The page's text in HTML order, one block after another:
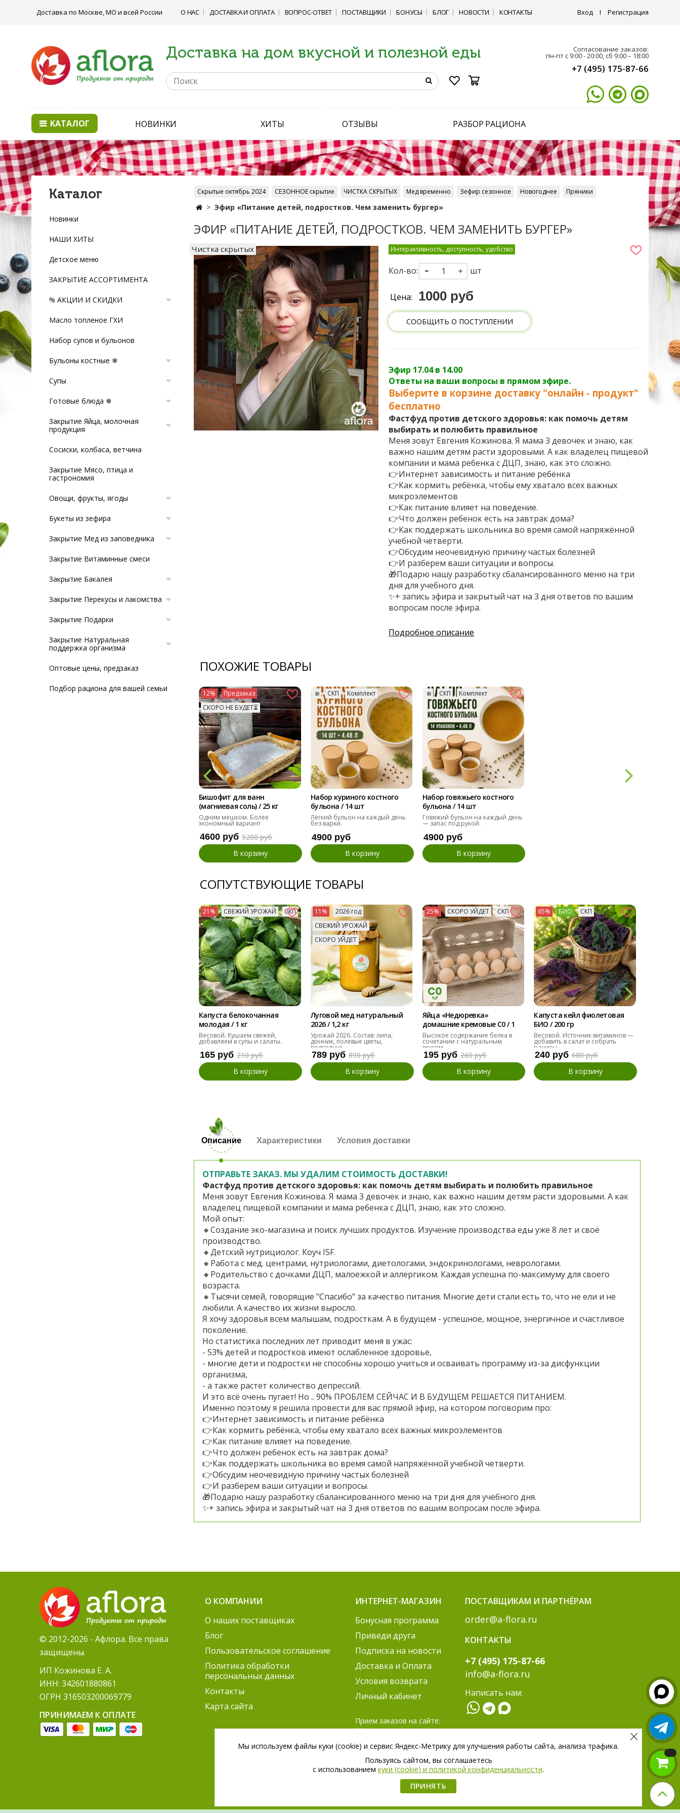
Доставка по Москве, МО и всей России О НАС ДОСТАВКА И ОПЛАТА ВОПРОС-ОТВЕТ ПОСТАВЩИКИ БОНУСЫ БЛОГ НОВОСТИ КОНТАКТЫ Вход I Регистрация
Доставка на дом вкусной и полезной еды Согласование заказов:
пн-пт с 9:00 - 20:00, сб 9:00 – 18:00
+7 (495) 175-87-66
КАТАЛОГ НОВИНКИ ХИТЫ ОТЗЫВЫ РАЗБОР РАЦИОНА
Скрытые октябрь 2024 СЕЗОННОЕ скрытие ЧИСТКА СКРЫТЫХ Мед временно Зефир сезонное Новогоднее Пряники
Эфир «Питание детей, подростков. Чем заменить бургер»
ЭФИР «ПИТАНИЕ ДЕТЕЙ, ПОДРОСТКОВ. ЧЕМ ЗАМЕНИТЬ БУРГЕР»
Чистка скрытых Интерактивность, доступность, удобство
Кол-во: шт
Цена: 1000 руб
СООБЩИТЬ О ПОСТУПЛЕНИИ
Эфир 17.04 в 14.00
Ответы на ваши вопросы в прямом эфире.
Выберите в корзине доставку "онлайн - продукт"
бесплатно
Фастфуд против детского здоровья: как помочь детям
выбирать и полюбить правильное
Меня зовут Евгения Кожинова. Я мама 3 девочек и знаю, как
важно нашим детям расти здоровыми. А как владелец пищевой
компании и мама ребенка с ДЦП, знаю, как это сложно.
👉Интернет зависимость и питание ребёнка
👉Как кормить ребёнка, чтобы ему хватало всех важных
микроэлементов
👉Как питание влияет на поведение.
👉Что должен ребенок есть на завтрак дома?
👉Как поддержать школьника во время самой напряжённой
учебной четверти.
👉Обсудим неочевидную причину частых болезней
👉И разберем ваши ситуации и вопросы.
🎁Подарю нашу разработку сбалансированного меню на три
дня для учебного дня.
✨+ запись эфира и закрытый чат на 3 дня ответов по вашим
вопросам после эфира.
Подробное описание
ПОХОЖИЕ ТОВАРЫ
12%
Предзаказ
СКОРО НЕ БУДЕТ⏳
Бишофит для ванн
(магниевая соль) / 25 кг
Одним мешком. Более
экономный вариант
4600 руб 5200 руб
В корзину
❄️ СКП Комплект
Набор куриного костного
бульона / 14 шт
Лёгкий бульон на каждый день
без варки.
4900 руб
В корзину
❄️ СКП Комплект
Набор говяжьего костного
бульона / 14 шт
Говяжий бульон на каждый день
— запас под рукой.
4900 руб
В корзину
СОПУТСТВУЮЩИЕ ТОВАРЫ
21% СВЕЖИЙ УРОЖАЙ СКП
Капуста белокочанная
молодая / 1 кг
Весовой. Кушаем свежей,
добавляем в супы и салаты.
165 руб 210 руб
В корзину
11%
2026 год
СВЕЖИЙ УРОЖАЙ
СКОРО УЙДЕТ
Луговой мед натуральный
2026 / 1,2 кг
Урожай 2026. Состав: липа,
донник, полевые цветы,
подсолнух
789 руб 890 руб
В корзину
25% СКОРО УЙДЕТ СКП
Яйца «Недюревка»
домашние кремовые С0 / 1
десяток
Высокое содержание белка в
сочетании с натуральным
вкусом.
195 руб 260 руб
В корзину
65% БИО СКП
Капуста кейл фиолетовая
БИО / 200 гр
Весовой. Источник витаминов —
добавить в салат и собрать
рацион.
240 руб 680 руб
В корзину
Описание
ОТПРАВЬТЕ ЗАКАЗ. МЫ УДАЛИМ СТОИМОСТЬ ДОСТАВКИ!
Фастфуд против детского здоровья: как помочь детям выбирать и полюбить правильное
Меня зовут Евгения Кожинова. Я мама 3 девочек и знаю, как важно нашим детям расти здоровыми. А как
владелец пищевой компании и мама ребенка с ДЦП, знаю, как это сложно.
Мой опыт:
🔸Создание эко-магазина и поиск лучших продуктов. Изучение производства еды уже 8 лет и своë
производство.
🔸Детский нутрициолог. Коуч ISF.
🔸Работа с мед. центрами, нутриологами, диетологами, эндокринологами, неврологами.
🔸Родительство с дочками ДЦП, малоежкой и аллергиком. Каждая успешна по-максимуму для своего
возраста.
🔸Тысячи семей, говорящие "Спасибо" за качество питания. Многие дети стали есть то, что не ели и не
любили. А качество их жизни выросло.
Я хочу здоровья всем малышам, подросткам. А в будущем - успешное, мощное, энергичное и счастливое
поколение.
Но статистика последних лет приводит меня в ужас:
- 53% детей и подростков имеют ослабленное здоровье,
- многие дети и подростки не способны хорошо учиться и осваивать программу из-за дисфункции
организма,
- а также растет количество депрессий.
И это всё очень пугает! Но .. 90% ПРОБЛЕМ СЕЙЧАС И В БУДУЩЕМ РЕШАЕТСЯ ПИТАНИЕМ.
Именно поэтому я решила провести для вас прямой эфир, на котором поговорим про:
👉Интернет зависимость и питание ребёнка
👉Как кормить ребёнка, чтобы ему хватало всех важных микроэлементов
👉Как питание влияет на поведение.
👉Что должен ребенок есть на завтрак дома?
👉Как поддержать школьника во время самой напряжённой учебной четверти.
👉Обсудим неочевидную причину частых болезней
👉И разберем ваши ситуации и вопросы.
🎁Подарю нашу разработку сбалансированного меню на три дня для учебного дня.
✨+ запись эфира и закрытый чат на 3 дня ответов по вашим вопросам после эфира.
Характеристики Условия доставки
Каталог
Новинки
НАШИ ХИТЫ
Детское меню
ЗАКРЫТИЕ АССОРТИМЕНТА
% АКЦИИ И СКИДКИ
Масло топленое ГХИ
Набор супов и бульонов
Бульоны костные ❄
Супы
Готовые блюда ❄
Закрытие Яйца, молочная
продукция
Сосиски, колбаса, ветчина
Закрытие Мясо, птица и
гастрономия
Овощи, фрукты, ягоды
Букеты из зефира
Закрытие Мед из заповедника
Закрытие Витаминные смеси
Закрытие Бакалея
Закрытие Перекусы и лакомства
Закрытие Подарки
Закрытие Натуральная
поддержка организма
Оптовые цены, предзаказ
Подбор рациона для вашей семьи
© 2012-2026 - Афлора. Все права
защищены.
ИП Кожинова Е. А.
ИНН: 342601880861
ОГРН 316503200069779
ПРИНИМАЕМ К ОПЛАТЕ
О КОМПАНИИ
О наших поставщиках
Блог
Пользовательское соглашение
Политика обработки
персональных данных
Контакты
Карта сайта
ИНТЕРНЕТ-МАГАЗИН
Бонусная программа
Приведи друга
Подписка на новости
Доставка и Оплата
Условия возврата
Личный кабинет
Прием заказов на сайте:
Круглосуточно
Согласование заказов:
ПН-ПТ 9:00 – 21:00
СБ 9:00 – 18:00
ПОСТАВЩИКАМ И ПАРТНЁРАМ
order@a-flora.ru
КОНТАКТЫ
+7 (495) 175-87-66
info@a-flora.ru
Написать нам:
Мы используем файлы куки (cookie) и сервис Яндекс-Метрику для улучшения работы сайта, анализа трафика.
Пользуясь сайтом, вы соглашаетесь
c использованием куки (cookie) и политикой конфиденциальности.
ПРИНЯТЬ